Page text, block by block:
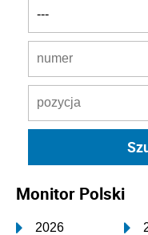
Monitor Polski
2026